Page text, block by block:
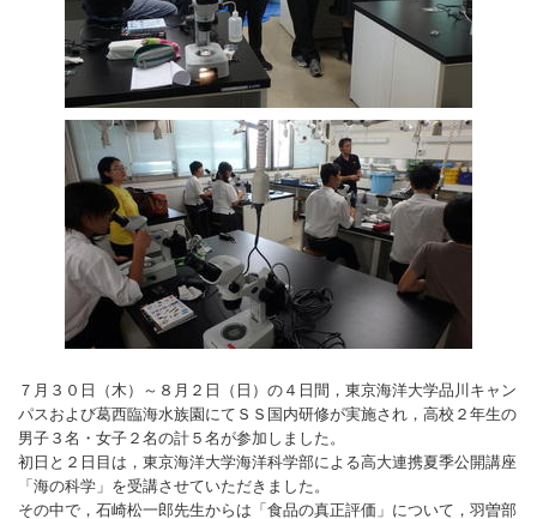
７月３０日（木）～８月２日（日）の４日間，東京海洋大学品川キャン
パスおよび葛西臨海水族園にてＳＳ国内研修が実施され，高校２年生の
男子３名・女子２名の計５名が参加しました。
初日と２日目は，東京海洋大学海洋科学部による高大連携夏季公開講座
「海の科学」を受講させていただきました。
その中で，石崎松一郎先生からは「食品の真正評価」について，羽曽部